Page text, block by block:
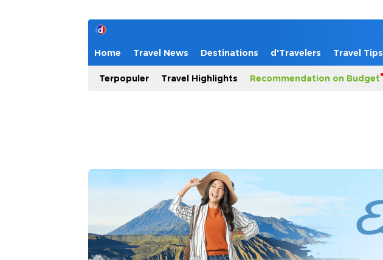
Home Travel News Destinations d'Travelers Travel Tips
Terpopuler Travel Highlights Recommendation on Budget